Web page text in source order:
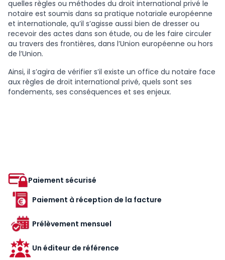
quelles règles ou méthodes du droit international privé le
notaire est soumis dans sa pratique notariale européenne
et internationale, qu’il s’agisse aussi bien de dresser ou
recevoir des actes dans son étude, ou de les faire circuler
au travers des frontières, dans l’Union européenne ou hors
de l’Union.
Ainsi, il s’agira de vérifier s’il existe un office du notaire face
aux règles de droit international privé, quels sont ses
fondements, ses conséquences et ses enjeux.
Paiement sécurisé
Paiement à réception de la facture
Prélèvement mensuel
Un éditeur de référence